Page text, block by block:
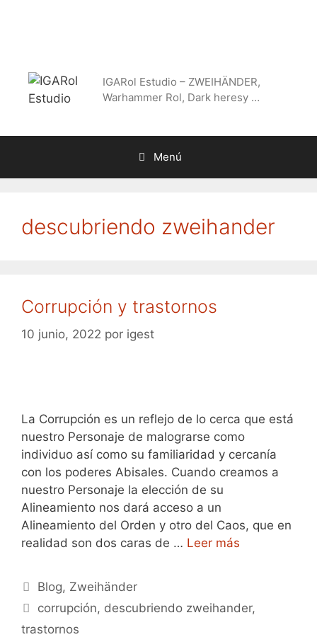
IGARol Estudio – ZWEIHÄNDER,
Warhammer Rol, Dark heresy …
Menú
descubriendo zweihander
Corrupción y trastornos
10 junio, 2022 por igest
La Corrupción es un reflejo de lo cerca que está
nuestro Personaje de malograrse como
individuo así como su familiaridad y cercanía
con los poderes Abisales. Cuando creamos a
nuestro Personaje la elección de su
Alineamiento nos dará acceso a un
Alineamiento del Orden y otro del Caos, que en
realidad son dos caras de … Leer más
Categorías
Blog, Zweihänder
Etiquetas
corrupción, descubriendo zweihander,
trastornos